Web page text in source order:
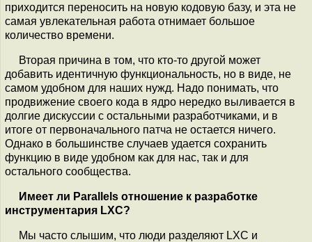
приходится переносить на новую кодовую базу, и эта не
самая увлекательная работа отнимает большое
количество времени.
Вторая причина в том, что кто-то другой может
добавить идентичную функциональность, но в виде, не
самом удобном для наших нужд. Надо понимать, что
продвижение своего кода в ядро нередко выливается в
долгие дискуссии с остальными разработчиками, и в
итоге от первоначального патча не остается ничего.
Однако в большинстве случаев удается сохранить
функцию в виде удобном как для нас, так и для
остального сообщества.
Имеет ли Parallels отношение к разработке
инструментария LXС?
Мы часто слышим, что люди разделяют LXC и